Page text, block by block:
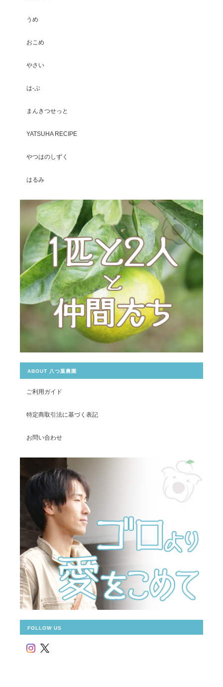
うめ
おこめ
やさい
は-ぶ
まんきつせっと
YATSUHA RECIPE
やつはのしずく
はるみ
ABOUT 八つ葉農園
ご利用ガイド
特定商取引法に基づく表記
お問い合わせ
FOLLOW US